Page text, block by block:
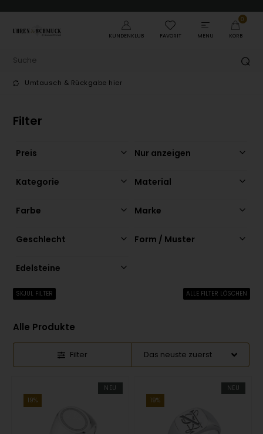
KUNDENKLUB FAVORIT MENU
0
KORB
Umtausch & Rückgabe hier
Filter
Preis Nur anzeigen
Kategorie Material
Farbe Marke
Geschlecht Form / Muster
Edelsteine
SKJUL FILTER ALLE FILTER LÖSCHEN
Alle Produkte
Filter
NEU
19%
NEU
19%